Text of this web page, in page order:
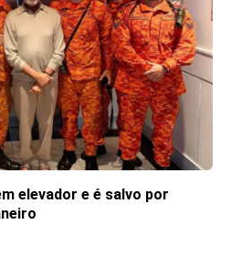
elevador e é salvo por